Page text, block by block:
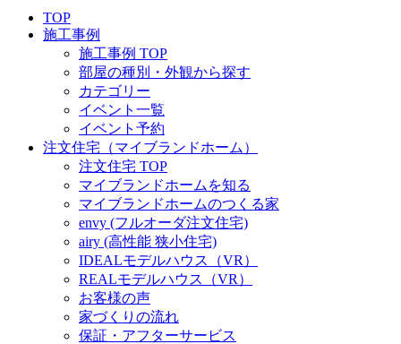
TOP
施工事例
施工事例 TOP
部屋の種別・外観から探す
カテゴリー
イベント一覧
イベント予約
注文住宅（マイブランドホーム）
注文住宅 TOP
マイブランドホームを知る
マイブランドホームのつくる家
envy (フルオーダ注文住宅)
airy (高性能 狭小住宅)
IDEALモデルハウス（VR）
REALモデルハウス（VR）
お客様の声
家づくりの流れ
保証・アフターサービス